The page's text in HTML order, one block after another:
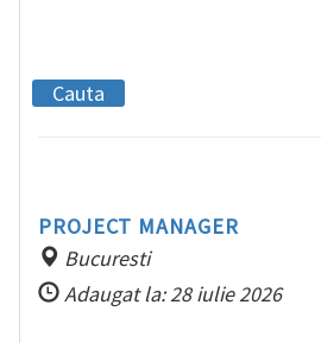
PROJECT MANAGER
Bucuresti
Adaugat la: 28 iulie 2026